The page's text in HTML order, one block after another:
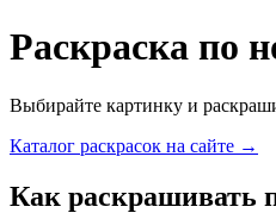
Раскраска по
Выбирайте картинку и
Каталог раскрасок на сайте →
Как раскрашивать